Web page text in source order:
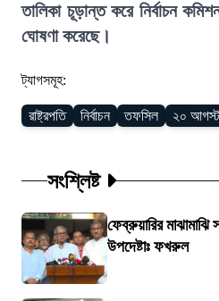
তালিকা চূড়ান্ত করে নির্বাচন
ঘোষণা করেছে।
ট্যাগসমূহ:
রাষ্ট্রপতি নির্বাচন তফসিল ২০ আগস্ট
সংশ্লিষ্ট
ফেব্রুয়ারির মাঝামাঝি
উপদেষ্টাঃ ফখরুল